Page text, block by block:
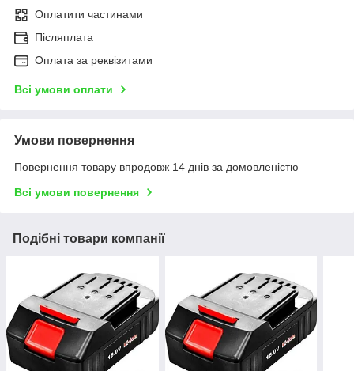
Оплатити частинами
Післяплата
Оплата за реквізитами
Всі умови оплати
Умови повернення
Повернення товару впродовж 14 днів за домовленістю
Всі умови повернення
Подібні товари компанії